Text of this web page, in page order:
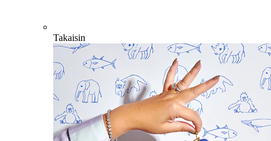
Takaisin